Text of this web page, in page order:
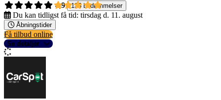
4,9
135 bedømmelser
Du kan tidligst få tid: tirsdag d. 11. august
Åbningstider
Få tilbud online
Se detaljer